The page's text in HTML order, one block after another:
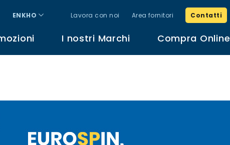
ENKHO Lavora con noi Area fornitori Contatti
I nostri Marchi Compra Online